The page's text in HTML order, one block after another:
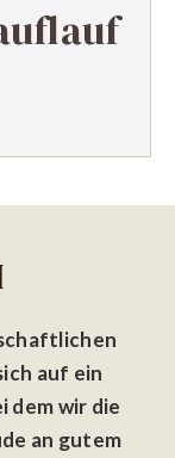
auf ein
dem wir die
an gutem